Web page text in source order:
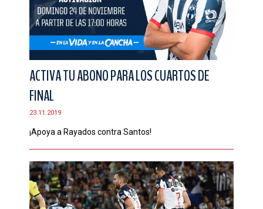
ACTIVA TU ABONO PARA LOS CUARTOS DE
FINAL
23.11.2019
¡Apoya a Rayados contra Santos!